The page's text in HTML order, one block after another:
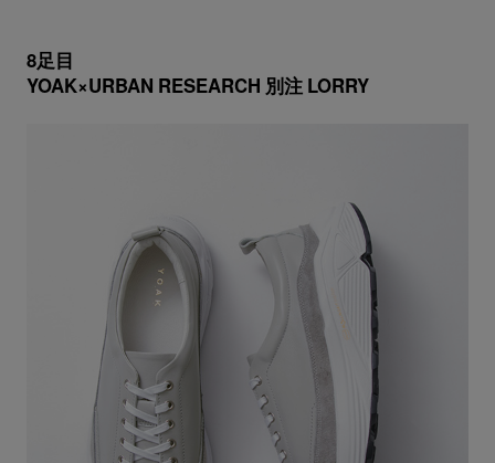
8足目
YOAK×URBAN RESEARCH 別注 LORRY